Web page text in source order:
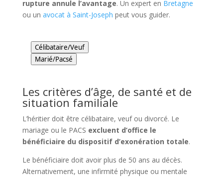
rupture annule l’avantage. Un expert en Bretagne
ou un avocat à Saint-Joseph peut vous guider.
Célibataire/Veuf
Marié/Pacsé
Les critères d’âge, de santé et de
situation familiale
L’héritier doit être célibataire, veuf ou divorcé. Le
mariage ou le PACS excluent d’office le
bénéficiaire du dispositif d’exonération totale.
Le bénéficiaire doit avoir plus de 50 ans au décès.
Alternativement, une infirmité physique ou mentale